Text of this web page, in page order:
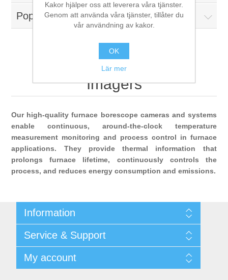
Tillståndsövervakning
Kontakt
Populära taggar
Fixed Furnace Thermal
Imagers
Our high-quality furnace borescope cameras and systems
enable continuous, around-the-clock temperature
measurement monitoring and process control in furnace
applications. They provide thermal information that
prolongs furnace lifetime, continuously controls the
process, and reduces energy consumption and emissions.
Information
Integritetspolicy
Terms & Conditions
Begner Machines & Mechanical Systems
Service & Support
Downloads
My account
Kakor hjälper oss att leverera våra tjänster.
Genom att använda våra tjänster, tillåter du
vår användning av kakor.
OK
Lär mer